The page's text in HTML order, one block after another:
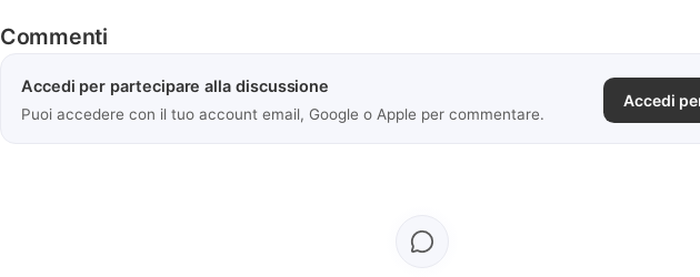
Commenti
Accedi per partecipare alla discussione
Puoi accedere con il tuo account email, Google o Apple per commentare.
Accedi